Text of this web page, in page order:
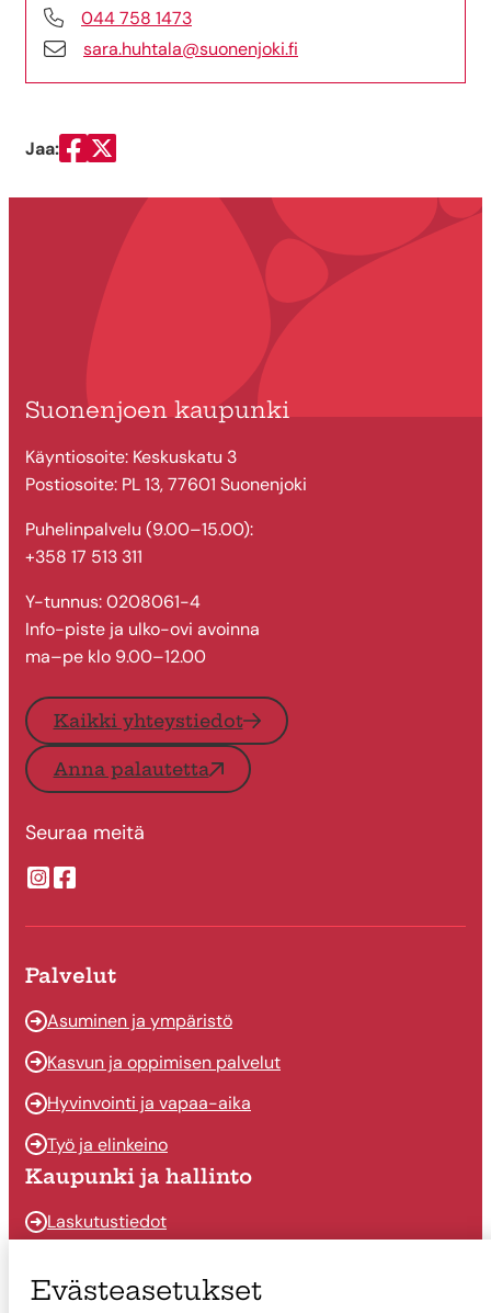
044 758 1473
sara.huhtala@suonenjoki.fi
Jaa:
Jaa Facebookissa
Jaa Twitterissä
Suonenjoen kaupunki
Käyntiosoite: Keskuskatu 3
Postiosoite: PL 13, 77601 Suonenjoki
Puhelinpalvelu (9.00–15.00):
+358 17 513 311
Y-tunnus: 0208061-4
Info-piste ja ulko-ovi avoinna
ma–pe klo 9.00–12.00
Kaikki yhteystiedot
Anna palautetta
Seuraa meitä
Suonenjoen kaupungin Instragram
Suonenjoen kaupungin Facebook
Palvelut
Asuminen ja ympäristö
Kasvun ja oppimisen palvelut
Hyvinvointi ja vapaa-aika
Työ ja elinkeino
Kaupunki ja hallinto
Laskutustiedot
Päätöksenteko
Evästeasetukset